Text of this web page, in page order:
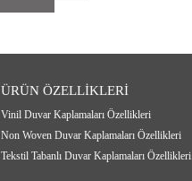
ÜRÜN ÖZELLİKLERİ
Vinil Duvar Kaplamaları Özellikleri
Non Woven Duvar Kaplamaları Özellikleri
Tekstil Tabanlı Duvar Kaplamaları Özellikleri